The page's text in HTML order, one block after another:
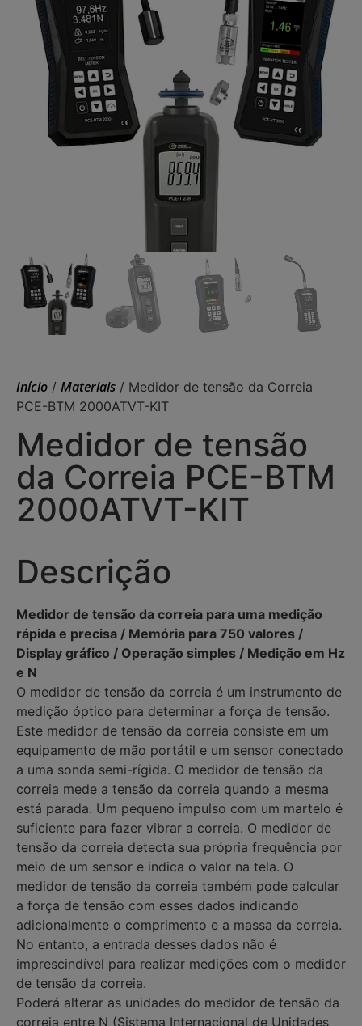
Início / Materiais / Medidor de tensão da Correia
PCE-BTM 2000ATVT-KIT
Medidor de tensão
da Correia PCE-BTM
2000ATVT-KIT
Descrição
Medidor de tensão da correia para uma medição
rápida e precisa / Memória para 750 valores /
Display gráfico / Operação simples / Medição em Hz
e N
O medidor de tensão da correia é um instrumento de
medição óptico para determinar a força de tensão.
Este medidor de tensão da correia consiste em um
equipamento de mão portátil e um sensor conectado
a uma sonda semi-rígida. O medidor de tensão da
correia mede a tensão da correia quando a mesma
está parada. Um pequeno impulso com um martelo é
suficiente para fazer vibrar a correia. O medidor de
tensão da correia detecta sua própria frequência por
meio de um sensor e indica o valor na tela. O
medidor de tensão da correia também pode calcular
a força de tensão com esses dados indicando
adicionalmente o comprimento e a massa da correia.
No entanto, a entrada desses dados não é
imprescindível para realizar medições com o medidor
de tensão da correia.
Poderá alterar as unidades do medidor de tensão da
correia entre N (Sistema Internacional de Unidades